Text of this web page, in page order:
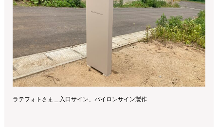
ラテフォトさま＿入口サイン、パイロンサイン製作